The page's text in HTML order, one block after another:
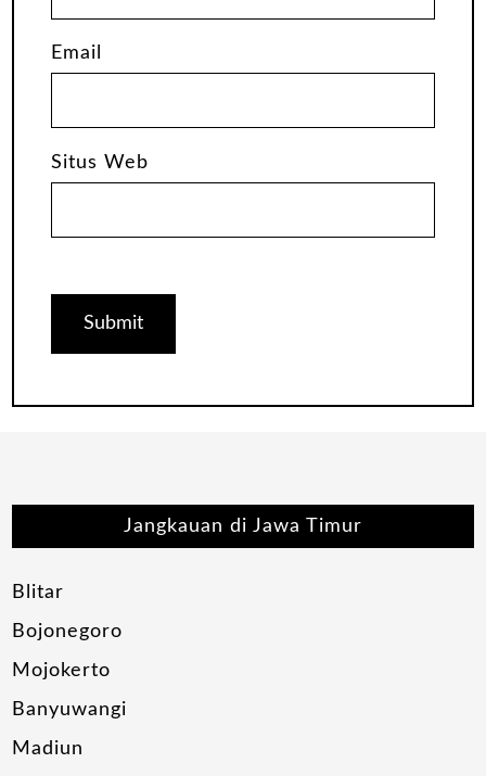
Email
Situs Web
Jangkauan di Jawa Timur
Blitar
Bojonegoro
Mojokerto
Banyuwangi
Madiun